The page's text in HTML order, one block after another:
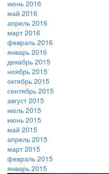
июнь 2016
май 2016
апрель 2016
март 2016
февраль 2016
январь 2016
декабрь 2015
ноябрь 2015
октябрь 2015
сентябрь 2015
август 2015
июль 2015
июнь 2015
май 2015
апрель 2015
март 2015
февраль 2015
январь 2015